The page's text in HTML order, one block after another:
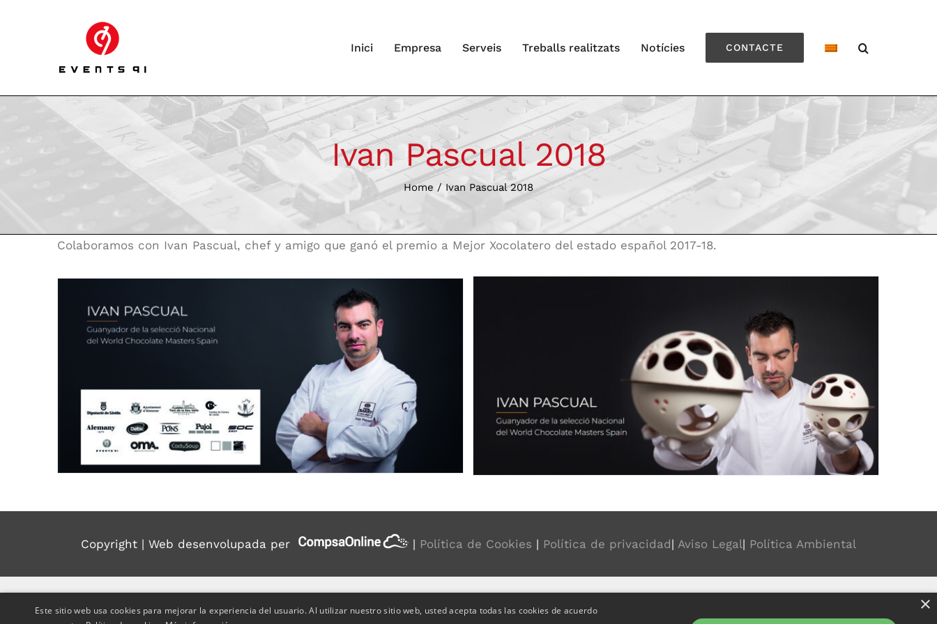
Inici Empresa Serveis Treballs realitzats Notícies CONTACTE
Ivan Pascual 2018
Home / Ivan Pascual 2018
Colaboramos con Ivan Pascual, chef y amigo que ganó el premio a Mejor Xocolatero del estado español 2017-18.
Copyright | Web desenvolupada per | Política de Cookies | Política de privacidad| Aviso Legal| Política Ambiental
×
Este sitio web usa cookies para mejorar la experiencia del usuario. Al utilizar nuestro sitio web, usted acepta todas las cookies de acuerdo